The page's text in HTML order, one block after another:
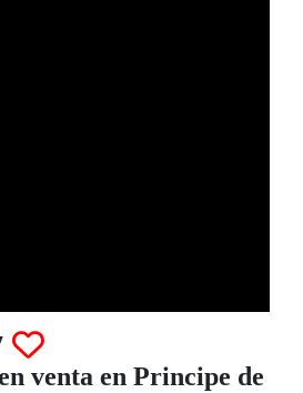
venta en Principe de